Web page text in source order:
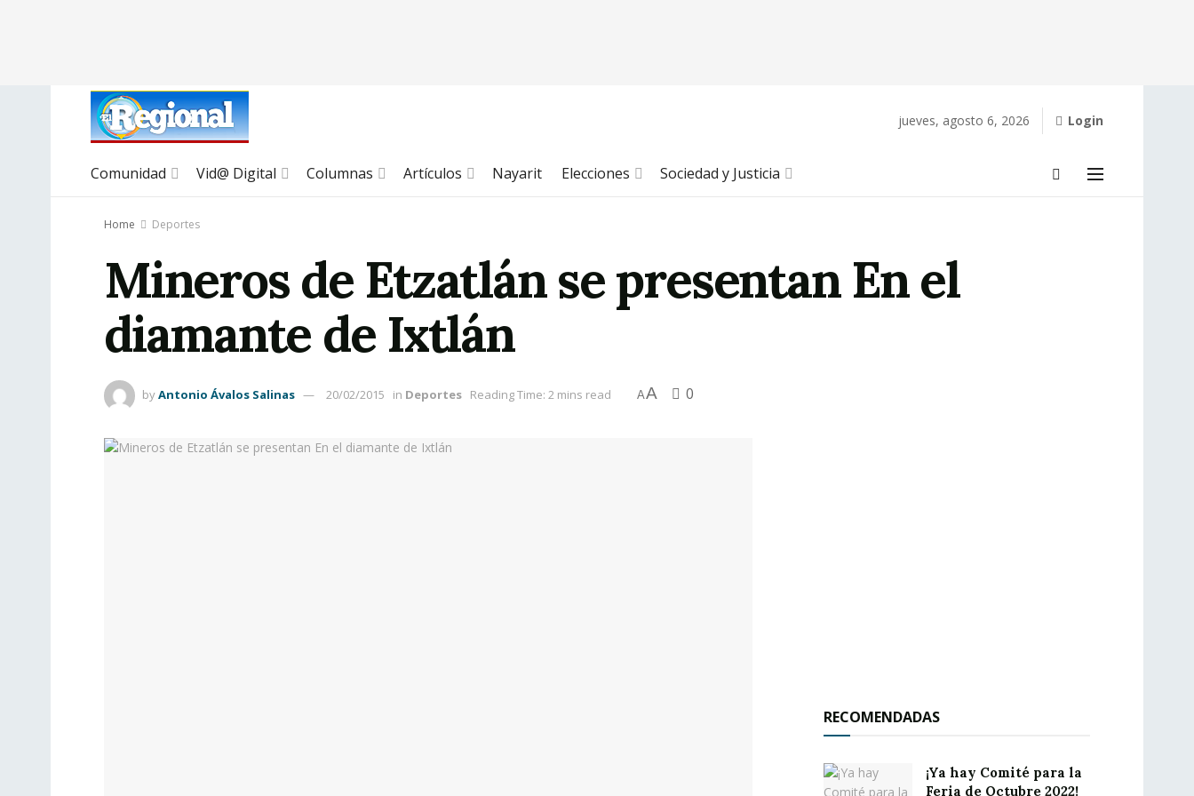
jueves, agosto 6, 2026 Login
Comunidad Vid@ Digital Columnas Artículos Nayarit Elecciones Sociedad y Justicia
Home Deportes
Mineros de Etzatlán se presentan En el
diamante de Ixtlán
byAntonio Ávalos Salinas 20/02/2015 in Deportes Reading Time: 2 mins read AA 0
RECOMENDADAS
¡Ya hay Comité para la
Feria de Octubre 2022!